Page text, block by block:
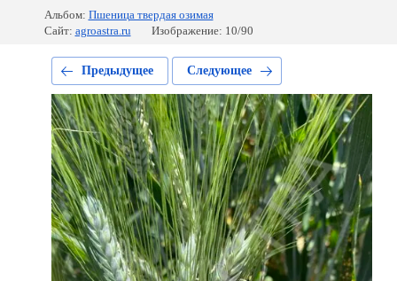
Альбом: Пшеница твердая озимая
Сайт: agroastra.ru Изображение: 10/90
Предыдущее Следующее